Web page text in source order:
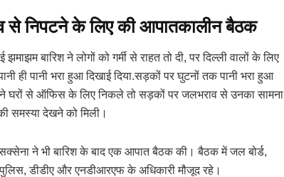
से निपटने के लिए की आपातकालीन बैठक
झमाझम बारिश ने लोगों को गर्मी से राहत तो दी, पर दिल्ली वालों के लिए
ही पानी भरा हुआ दिखाई दिया.सड़कों पर घुटनों तक पानी भरा हुआ
घरों से ऑफिस के लिए निकले तो सड़कों पर जलभराव से उनका सामना
समस्या देखने को मिली।
ने भी बारिश के बाद एक आपात बैठक की। बैठक में जल बोर्ड,
पुलिस, डीडीए और एनडीआरएफ के अधिकारी मौजूद रहे।